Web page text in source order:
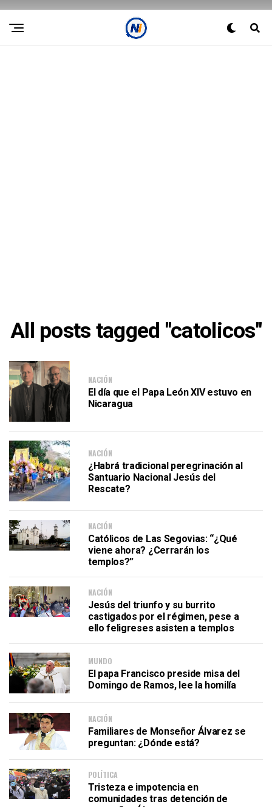
All posts tagged "catolicos"
NACIÓN
El día que el Papa León XIV estuvo en
Nicaragua
NACIÓN
¿Habrá tradicional peregrinación al
Santuario Nacional Jesús del
Rescate?
NACIÓN
Católicos de Las Segovias: “¿Qué
viene ahora? ¿Cerrarán los
templos?”
NACIÓN
Jesús del triunfo y su burrito
castigados por el régimen, pese a
ello feligreses asisten a templos
MUNDO
El papa Francisco preside misa del
Domingo de Ramos, lee la homilía
NACIÓN
Familiares de Monseñor Álvarez se
preguntan: ¿Dónde está?
POLÍTICA
Tristeza e impotencia en
comunidades tras detención de